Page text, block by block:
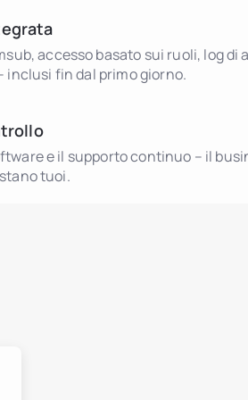
accesso basato sui ruoli, log di
inclusi fin dal primo giorno.
e il supporto continuo – il
tuoi.